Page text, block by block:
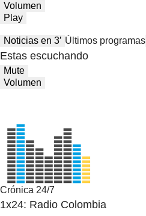
Volumen
Play
Noticias en 3′ Últimos programas
Estas escuchando
Mute
Volumen
Crónica 24/7
1x24: Radio Colombia